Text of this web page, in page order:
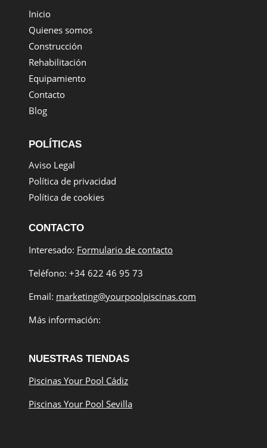
Inicio
Quienes somos
Construcción
Rehabilitación
Equipamiento
Contacto
Blog
POLÍTICAS
Aviso Legal
Política de privacidad
Política de cookies
CONTACTO
Interesado: Formulario de contacto
Teléfono: +34 622 46 95 73
Email: marketing@yourpoolpiscinas.com
Más información:
NUESTRAS TIENDAS
Piscinas Your Pool Cádiz
Piscinas Your Pool Sevilla